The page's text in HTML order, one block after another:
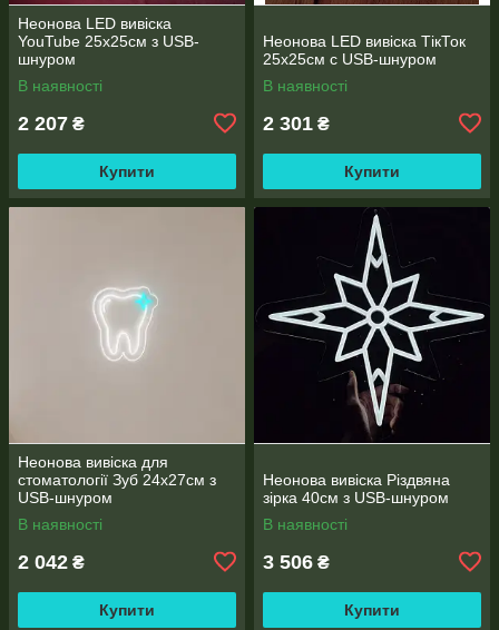
Неонова LED вивіска
YouTube 25х25см з USB-
шнуром
В наявності
2 207 ₴
Купити
Неонова LED вивіска ТікТок
25х25см с USB-шнуром
В наявності
2 301 ₴
Купити
Неонова вивіска для
стоматології Зуб 24х27см з
USB-шнуром
В наявності
2 042 ₴
Купити
Неонова вивіска Різдвяна
зірка 40см з USB-шнуром
В наявності
3 506 ₴
Купити